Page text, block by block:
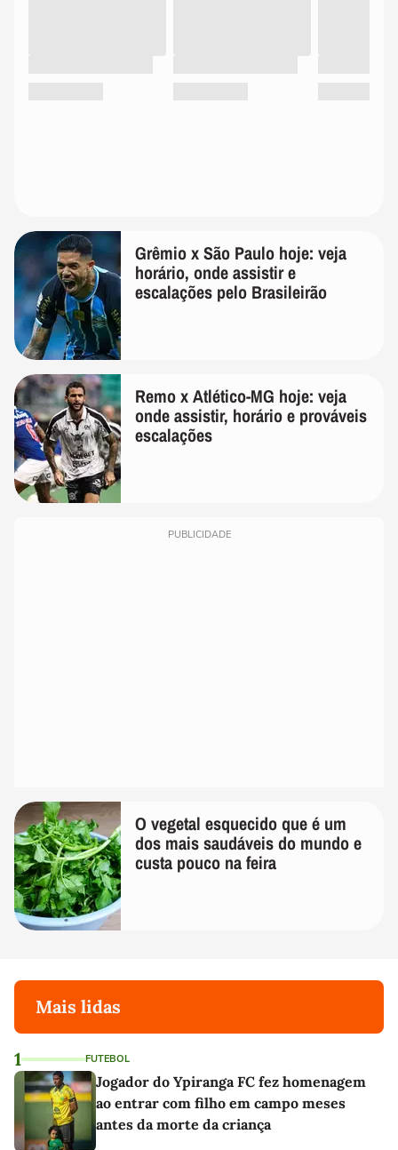
Grêmio x São Paulo hoje: veja
horário, onde assistir e
escalações pelo Brasileirão
Remo x Atlético-MG hoje: veja
onde assistir, horário e prováveis
escalações
PUBLICIDADE
O vegetal esquecido que é um
dos mais saudáveis do mundo e
custa pouco na feira
Mais lidas
1 FUTEBOL
Jogador do Ypiranga FC fez homenagem
ao entrar com filho em campo meses
antes da morte da criança